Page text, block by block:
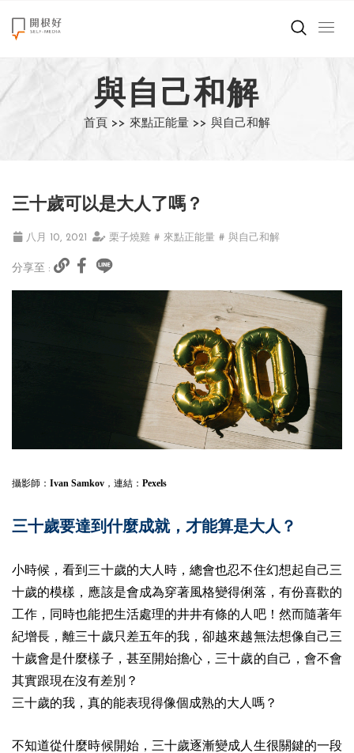
來點正能量
世界在想什麼
創造美好生活
影片專區
與自己和解
首頁 >> 來點正能量 >> 與自己和解
三十歲可以是大人了嗎？
八月 10, 2021 栗子燒雞 # 來點正能量 # 與自己和解
分享至 :
攝影師： Ivan Samkov ，連結： Pexels
三十歲要達到什麼成就，才能算是大人？
小時候，看到三十歲的大人時，總會也忍不住幻想起自己三
十歲的模樣，應該是會成為穿著風格變得俐落，有份喜歡的
工作，同時也能把生活處理的井井有條的人吧！然而隨著年
紀增長，離三十歲只差五年的我，卻越來越無法想像自己三
十歲會是什麼樣子，甚至開始擔心，三十歲的自己，會不會
其實跟現在沒有差別？
三十歲的我，真的能表現得像個成熟的大人嗎？
不知道從什麼時候開始，三十歲逐漸變成人生很關鍵的一段